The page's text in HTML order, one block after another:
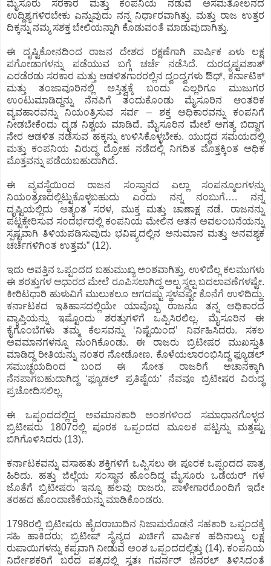
ಮೈಸೂರು ಸರಕಾರ ಮತ್ತು ಕಂಪನಿಯ ನಡುವೆ ಅಸಮತೋಲನದ
ಉದ್ದಿಶ್ಯಗಳಿರಬೇಕು ಎನ್ನುವುದು ನನ್ನ ನಿರ್ಧಾರವಾಗಿತ್ತು. ಮತ್ತು ರಾಜ ಉತ್ತರ
ದಿಕ್ಕನ್ನು ನಮ್ಮ ಸಶಕ್ತ ಬೇಲಿಯನ್ನಾಗಿ ಕೊಡುವಂತೆ ಮಾಡುವುದಾಗಿತ್ತು.
ಈ ದೃಷ್ಟಿಕೋನದಿಂದ ರಾಜನ ದೇಶದ ರಕ್ಷಣೆಗಾಗಿ ವಾರ್ಷಿಕ ಏಳು ಲಕ್ಷ
ಪಗೋಡಾಗಳನ್ನು ಪಡೆಯುವ ಬಗ್ಗೆ ಚರ್ಚೆ ನಡೆಸಿದೆ. ದುರದೃಷ್ಟವಶಾತ್
ಎರಡೆರಡು ಸರಕಾರ ಮತ್ತು ಆಡಳಿತಗಾರರಲ್ಲಿನ ದ್ವಂದ್ವಗಳು ಔಧ್, ಕರ್ನಾಟಿಕ್
ಮತ್ತು ತಂಜಾವೂರಿನಲ್ಲಿ ಅಸ್ತಿತ್ವಕ್ಕೆ ಬಂದು ಎಲ್ಲರಿಗೂ ಮುಜುಗರ
ಉಂಟುಮಾಡಿದ್ದನ್ನು ನೆನಪಿಗೆ ತಂದುಕೊಂಡು ಮೈಸೂರಿನ ಆಂತರಿಕ
ವ್ಯವಹಾರವನ್ನು ನಿಯಂತ್ರಿಸುವ ಸರ್ವ – ಶಕ್ತ ಅಧಿಕಾರವನ್ನು ಕಂಪನಿಗೆ
ನೀಡಬೇಕೆಂದು ದೃಡ ನಿಶ್ಚಯ ಮಾಡಿದೆ. ಮೈಸೂರಿನ ಮೇಲೆ ಅಗತ್ಯ ಬಿದ್ದಾಗ
ನೇರ ಆಡಳಿತ ನಡೆಸುವ ಹಕ್ಕನ್ನು ಉಳಿಸಿಕೊಳ್ಳಬೇಕು. ಯುದ್ಧದ ಸಮಯದಲ್ಲಿ
ಮತ್ತು ಕಂಪನಿಯ ವಿರುದ್ಧ ದ್ರೋಹ ನಡೆದಲ್ಲಿ ನಿಗದಿತ ಮೊತ್ತಕ್ಕಿಂತ ಅಧಿಕ
ಮೊತ್ತವನ್ನು ಪಡೆಯಬಹುದಾಗಿದೆ.
ಈ ವ್ಯವಸ್ಥೆಯಿಂದ ರಾಜನ ಸಂಸ್ಥಾನದ ಎಲ್ಲಾ ಸಂಪನ್ಮೂಲಗಳನ್ನು
ನಿಯಂತ್ರಣದಲ್ಲಿಟ್ಟುಕೊಳ್ಳಬಹುದು ಎಂದು ನನ್ನ ನಂಬುಗೆ…. ನನ್ನ
ದೃಷ್ಟಿಯಲ್ಲಿದು ಅತ್ಯಂತ ಸರಳ, ಮುಕ್ತ ಮತ್ತು ಚಾಣಾಕ್ಷ ನಡೆ. ರಾಜನನ್ನು
ಪಟ್ಟಕ್ಕೇರಿಸುವ ಸಂದರ್ಭದಲ್ಲಿ ಕಂಪನಿಯ ಮೇಲಿನ ಆತನ ಅವಲಂಬನೆಯನ್ನು
ಸ್ಪಷ್ಟವಾಗಿ ತಿಳಿಯಪಡಿಸುವುದು ಭವಿಷ್ಯದಲ್ಲಿನ ಅನುಮಾನ ಮತ್ತು ಅನವಶ್ಯಕ
ಚರ್ಚೆಗಳಿಗಿಂತ ಉತ್ತಮ” (12).
ಇದು ಅವತ್ತಿನ ಒಪ್ಪಂದದ ಬಹುಮುಖ್ಯ ಅಂಶವಾಗಿತ್ತು, ಉಳಿದೆಲ್ಲ ಕಲಮುಗಳು
ಈ ಶರತ್ತುಗಳ ಆಧಾರದ ಮೇಲೆ ರೂಪಿಸಲಾಗಿದ್ದ ಅಲ್ಪ ಸ್ವಲ್ಪ ಬದಲಾವಣೆಗಳಷ್ಟೇ.
ಕೀರಿಟಧಾರಿ ಹುಳುವಿಗೆ ಮುಲುಕಲೂ ಆಗದಷ್ಟು ಸ್ಥಳವಷ್ಟೇ ಕೊನೆಗೆ ಉಳಿದಿದ್ದು.
ಕರ್ನಾಟಕದ ಇತಿಹಾಸದಲ್ಲಿಯೇ ಯಾವೊಬ್ಬ ರಾಜನೂ ತನ್ನ ಅಧಿಕಾರದ
ವ್ಯಾಪ್ತಿಯನ್ನು ಇಷ್ಟೊಂದು ಶರತ್ತುಗಳಿಗೆ ಒಪ್ಪಿಸಿರಲಿಲ್ಲ. ಮೈಸೂರಿನ ಈ
ಕೈಗೊಂಬೆಗಳು ತಮ್ಮ ಕೆಲಸವನ್ನು ‘ನಿಷ್ಟೆಯಿಂದ’ ನಿರ್ವಹಿಸಿದರು. ಸಕಲ
ಅವಮಾನಗಳನ್ನೂ ನುಂಗಿಕೊಂಡು. ಈ ರಾಜರು ಬ್ರಿಟೀಷರ ಮುಖಸ್ತುತಿ
ಮಾಡಿದ್ದ ರೀತಿಯನ್ನು ನಂತರ ನೋಡೋಣ. ಕೊಳೆಯಲಾರಂಭಿಸಿದ್ದ ಫ್ಯೂಡಲ್
ಸಮುಚ್ಛಯದಿಂದ ಬಂದ ಈ ಸೋತ ರಾಜರಿಗೆ ಅಚಾನಕ್ಕಾಗಿ
ನೆನಪಾಗಬಹುದಾಗಿದ್ದ ‘ಫ್ಯೂಡಲ್ ಪ್ರತಿಷ್ಟೆಯ’ ನೆವವೂ ಬ್ರಿಟೀಷರ ವಿರುದ್ಧ
ಪ್ರಚೋದಿಸಲಿಲ್ಲ.
ಈ ಒಪ್ಪಂದದಲ್ಲಿದ್ದ ಅವಮಾನಕಾರಿ ಅಂಶಗಳಿಂದ ಸಮಾಧಾನಗೊಳ್ಳದ
ಬ್ರಿಟೀಷರು 1807ರಲ್ಲಿ ಪೂರಕ ಒಪ್ಪಂದದ ಮೂಲಕ ಪಟ್ಟನ್ನು ಮತ್ತಷ್ಟು
ಬಿಗಿಗೊಳಿಸಿದರು (13).
ಕರ್ನಾಟಕವನ್ನು ವಸಾಹತು ಶಕ್ತಿಗಳಿಗೆ ಒಪ್ಪಿಸಲು ಈ ಪೂರಕ ಒಪ್ಪಂದದ ಪಾತ್ರ
ಹಿರಿದು. ಹತ್ತು ಜಿಲ್ಲೆಯ ಸಂಸ್ಥಾನ ಹೊಂದಿದ್ದ ಮೈಸೂರು ಒಡೆಯರ್ ಗಳ
ಜೊತೆಗೆ ಬ್ರಿಟೀಷರು ಇನ್ನೂ ಹಲವು ರಾಜರು, ಪಾಳೇಗಾರರೊಂದಿಗೆ ಇದೇ
ತರಹದ ಹೊಂದಾಣಿಕೆಯನ್ನು ಮಾಡಿಕೊಂಡರು.
1798ರಲ್ಲಿ ಬ್ರಿಟೀಷರು ಹೈದರಾಬಾದಿನ ನಿಜಾಮರೊಡನೆ ಸಹಕಾರಿ ಒಪ್ಪಂದಕ್ಕೆ
ಸಹಿ ಹಾಕಿದರು; ಬ್ರಿಟೀಷ್ ಸೈನ್ಯದ ಖರ್ಚಿಗೆ ವಾರ್ಷಿಕ ಹದಿನಾಲ್ಕು ಲಕ್ಷ
ರುಪಾಯಿಗಳನ್ನು ಕಪ್ಪವಾಗಿ ನೀಡುವ ಅಂಶ ಒಪ್ಪಂದದಲ್ಲಿತ್ತು (14). ಕಂಪನಿಯ
ನಿರ್ದೇಶಕರಿಗೆ ಬರೆದ ಪತ್ರದಲ್ಲಿ ಸ್ವತಃ ಗವರ್ನರ್ ಜೆನರಲ್ ತಿಳಿಸಿದಂತೆ